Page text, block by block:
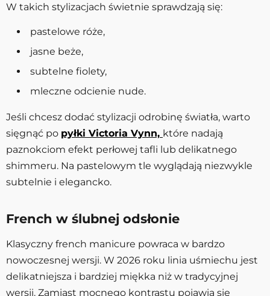
W takich stylizacjach świetnie sprawdzają się:
pastelowe róże,
jasne beże,
subtelne fiolety,
mleczne odcienie nude.
Jeśli chcesz dodać stylizacji odrobinę światła, warto
sięgnąć po pyłki Victoria Vynn, które nadają
paznokciom efekt perłowej tafli lub delikatnego
shimmeru. Na pastelowym tle wyglądają niezwykle
subtelnie i elegancko.
French w ślubnej odsłonie
Klasyczny french manicure powraca w bardzo
nowoczesnej wersji. W 2026 roku linia uśmiechu jest
delikatniejsza i bardziej miękka niż w tradycyjnej
wersji. Zamiast mocnego kontrastu pojawia się